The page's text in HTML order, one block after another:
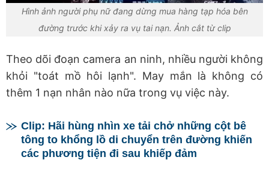
Hình ảnh người phụ nữ đang dừng mua hàng tạp hóa bên
đường trước khi xảy ra vụ tai nạn. Ảnh cắt từ clip
Theo dõi đoạn camera an ninh, nhiều người không
khỏi "toát mồ hôi lạnh". May mắn là không có
thêm 1 nạn nhân nào nữa trong vụ việc này.
Clip: Hãi hùng nhìn xe tải chở những cột bê
tông to khổng lồ di chuyển trên đường khiến
các phương tiện đi sau khiếp đảm